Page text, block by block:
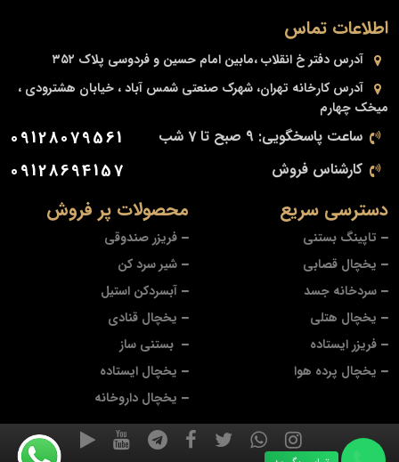
محصولات پر فروش
فریزر صندوقی
شیر سرد کن
آبسردکن استیل
یخچال قنادی
بستنی ساز
یخچال ایستاده
یخچال داروخانه
دسترسی سریع
تاپینگ بستنی
یخچال قصابی
سردخانه جسد
یخچال هتلی
فریزر ایستاده
یخچال پرده هوا
اطلاعات تماس
آدرس دفتر خ انقلاب ،مابین امام حسین و فردوسی پلاک ۳۵۲
آدرس کارخانه تهران، شهرک صنعتی شمس آباد ، خیابان هشترودی ،
میخک چهارم
ساعت پاسخگویی: 9 صبح تا 7 شب 09128079561
کارشناس فروش 09128694157